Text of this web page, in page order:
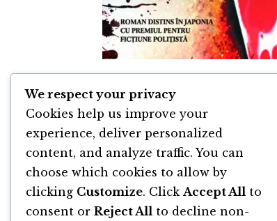
Afară de Natsuo Kirino
ByNatsuo Kirino
We respect your privacy
Cookies help us improve your
experience, deliver personalized
content, and analyze traffic. You can
choose which cookies to allow by
clicking Customize. Click Accept All to
consent or Reject All to decline non-